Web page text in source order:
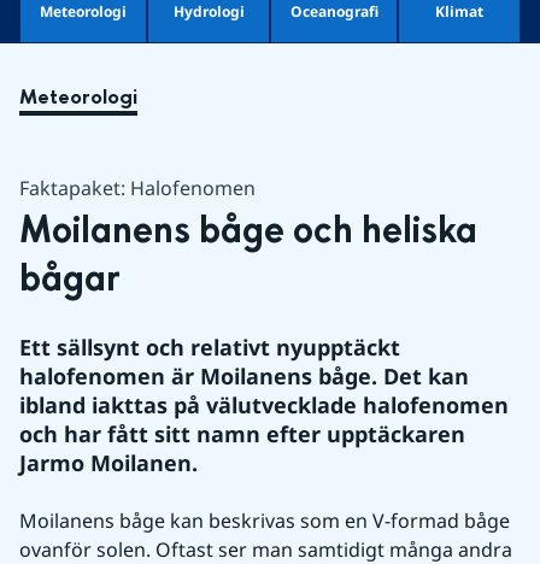
Meteorologi Hydrologi Oceanografi Klimat
Meteorologi
Faktapaket: Halofenomen
Moilanens båge och heliska
bågar
Ett sällsynt och relativt nyupptäckt
halofenomen är Moilanens båge. Det kan
ibland iakttas på välutvecklade halofenomen
och har fått sitt namn efter upptäckaren
Jarmo Moilanen.
Moilanens båge kan beskrivas som en V-formad båge
ovanför solen. Oftast ser man samtidigt många andra